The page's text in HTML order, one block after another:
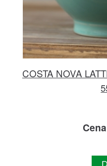
COSTA NOVA